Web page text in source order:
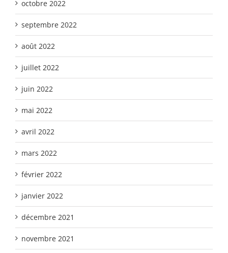
octobre 2022
septembre 2022
août 2022
juillet 2022
juin 2022
mai 2022
avril 2022
mars 2022
février 2022
janvier 2022
décembre 2021
novembre 2021